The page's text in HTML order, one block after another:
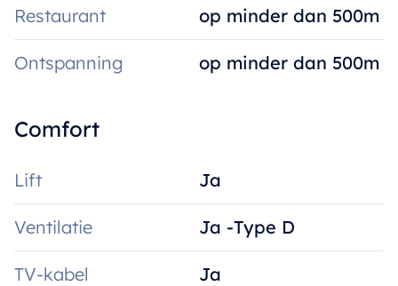
Restaurant op minder dan 500m
Ontspanning op minder dan 500m
Comfort
Lift Ja
Ventilatie Ja -Type D
TV-kabel Ja